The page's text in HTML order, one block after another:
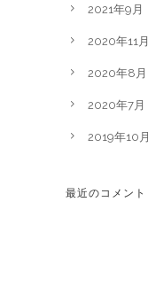
2021年9月
2020年11月
2020年8月
2020年7月
2019年10月
最近のコメント